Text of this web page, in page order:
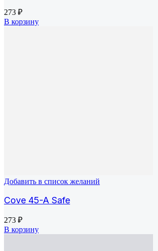
273 ₽
В корзину
Добавить в список желаний
Cove 45-A Safe
273 ₽
В корзину